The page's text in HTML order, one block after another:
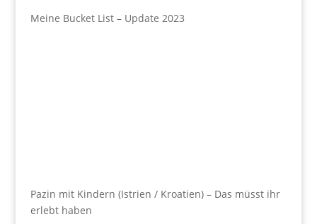
Meine Bucket List – Update 2023
Pazin mit Kindern (Istrien / Kroatien) – Das müsst ihr
erlebt haben